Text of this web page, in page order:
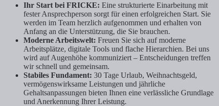
Ihr Start bei FRICKE: Eine strukturierte Einarbeitung mit
fester Ansprechperson sorgt für einen erfolgreichen Start. Sie
werden im Team herzlich aufgenommen und erhalten von
Anfang an die Unterstützung, die Sie brauchen.
Moderne Arbeitswelt: Freuen Sie sich auf moderne
Arbeitsplätze, digitale Tools und flache Hierarchien. Bei uns
wird auf Augenhöhe kommuniziert – Entscheidungen treffen
wir schnell und gemeinsam.
Stabiles Fundament: 30 Tage Urlaub, Weihnachtsgeld,
vermögenswirksame Leistungen und jährliche
Gehaltsanpassungen bieten Ihnen eine verlässliche Grundlage
und Anerkennung Ihrer Leistung.